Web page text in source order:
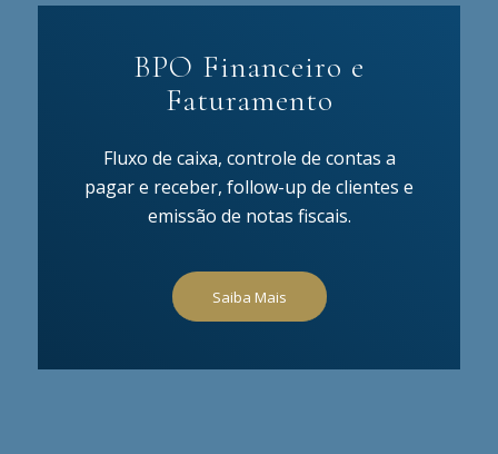
BPO Financeiro e
Faturamento
Fluxo de caixa, controle de contas a
pagar e receber, follow-up de clientes e
emissão de notas fiscais.
Saiba Mais